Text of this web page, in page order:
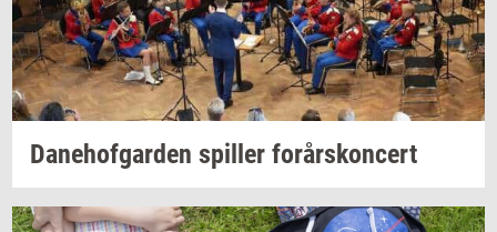
Da­ne­hof­gar­den spil­ler for­års­kon­cert